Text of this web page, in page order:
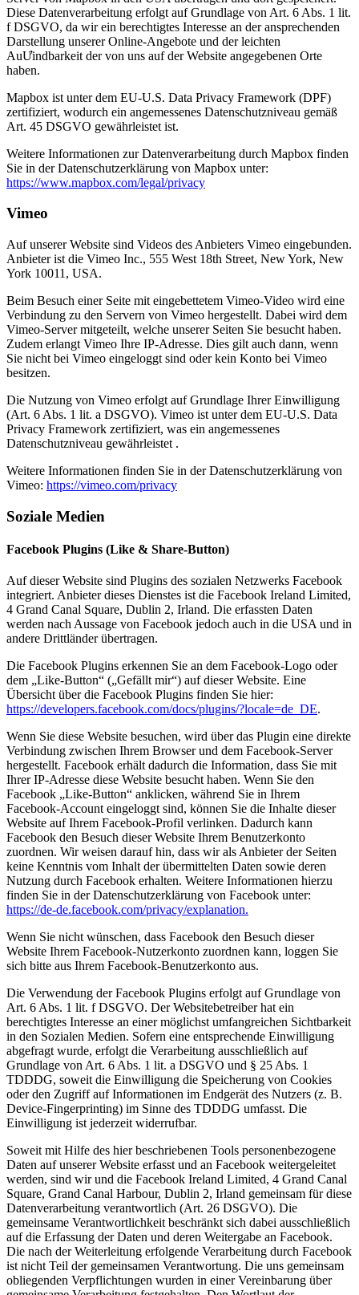
Diese Datenverarbeitung erfolgt auf Grundlage von Art. 6 Abs. 1 lit.
f DSGVO, da wir ein berechtigtes Interesse an der ansprechenden
Darstellung unserer Online-Angebote und der leichten
AuƯindbarkeit der von uns auf der Website angegebenen Orte
haben.
Mapbox ist unter dem EU-U.S. Data Privacy Framework (DPF)
zertifiziert, wodurch ein angemessenes Datenschutzniveau gemäß
Art. 45 DSGVO gewährleistet ist.
Weitere Informationen zur Datenverarbeitung durch Mapbox finden
Sie in der Datenschutzerklärung von Mapbox unter:
https://www.mapbox.com/legal/privacy
Vimeo
Auf unserer Website sind Videos des Anbieters Vimeo eingebunden.
Anbieter ist die Vimeo Inc., 555 West 18th Street, New York, New
York 10011, USA.
Beim Besuch einer Seite mit eingebettetem Vimeo-Video wird eine
Verbindung zu den Servern von Vimeo hergestellt. Dabei wird dem
Vimeo-Server mitgeteilt, welche unserer Seiten Sie besucht haben.
Zudem erlangt Vimeo Ihre IP-Adresse. Dies gilt auch dann, wenn
Sie nicht bei Vimeo eingeloggt sind oder kein Konto bei Vimeo
besitzen.
Die Nutzung von Vimeo erfolgt auf Grundlage Ihrer Einwilligung
(Art. 6 Abs. 1 lit. a DSGVO). Vimeo ist unter dem EU-U.S. Data
Privacy Framework zertifiziert, was ein angemessenes
Datenschutzniveau gewährleistet .
Weitere Informationen finden Sie in der Datenschutzerklärung von
Vimeo: https://vimeo.com/privacy
Soziale Medien
Facebook Plugins (Like & Share-Button)
Auf dieser Website sind Plugins des sozialen Netzwerks Facebook
integriert. Anbieter dieses Dienstes ist die Facebook Ireland Limited,
4 Grand Canal Square, Dublin 2, Irland. Die erfassten Daten
werden nach Aussage von Facebook jedoch auch in die USA und in
andere Drittländer übertragen.
Die Facebook Plugins erkennen Sie an dem Facebook-Logo oder
dem „Like-Button“ („Gefällt mir“) auf dieser Website. Eine
Übersicht über die Facebook Plugins finden Sie hier:
https://developers.facebook.com/docs/plugins/?locale=de_DE.
Wenn Sie diese Website besuchen, wird über das Plugin eine direkte
Verbindung zwischen Ihrem Browser und dem Facebook-Server
hergestellt. Facebook erhält dadurch die Information, dass Sie mit
Ihrer IP-Adresse diese Website besucht haben. Wenn Sie den
Facebook „Like-Button“ anklicken, während Sie in Ihrem
Facebook-Account eingeloggt sind, können Sie die Inhalte dieser
Website auf Ihrem Facebook-Profil verlinken. Dadurch kann
Facebook den Besuch dieser Website Ihrem Benutzerkonto
zuordnen. Wir weisen darauf hin, dass wir als Anbieter der Seiten
keine Kenntnis vom Inhalt der übermittelten Daten sowie deren
Nutzung durch Facebook erhalten. Weitere Informationen hierzu
finden Sie in der Datenschutzerklärung von Facebook unter:
https://de-de.facebook.com/privacy/explanation.
Wenn Sie nicht wünschen, dass Facebook den Besuch dieser
Website Ihrem Facebook-Nutzerkonto zuordnen kann, loggen Sie
sich bitte aus Ihrem Facebook-Benutzerkonto aus.
Die Verwendung der Facebook Plugins erfolgt auf Grundlage von
Art. 6 Abs. 1 lit. f DSGVO. Der Websitebetreiber hat ein
berechtigtes Interesse an einer möglichst umfangreichen Sichtbarkeit
in den Sozialen Medien. Sofern eine entsprechende Einwilligung
abgefragt wurde, erfolgt die Verarbeitung ausschließlich auf
Grundlage von Art. 6 Abs. 1 lit. a DSGVO und § 25 Abs. 1
TDDDG, soweit die Einwilligung die Speicherung von Cookies
oder den Zugriff auf Informationen im Endgerät des Nutzers (z. B.
Device-Fingerprinting) im Sinne des TDDDG umfasst. Die
Einwilligung ist jederzeit widerrufbar.
Soweit mit Hilfe des hier beschriebenen Tools personenbezogene
Daten auf unserer Website erfasst und an Facebook weitergeleitet
werden, sind wir und die Facebook Ireland Limited, 4 Grand Canal
Square, Grand Canal Harbour, Dublin 2, Irland gemeinsam für diese
Datenverarbeitung verantwortlich (Art. 26 DSGVO). Die
gemeinsame Verantwortlichkeit beschränkt sich dabei ausschließlich
auf die Erfassung der Daten und deren Weitergabe an Facebook.
Die nach der Weiterleitung erfolgende Verarbeitung durch Facebook
ist nicht Teil der gemeinsamen Verantwortung. Die uns gemeinsam
obliegenden Verpflichtungen wurden in einer Vereinbarung über